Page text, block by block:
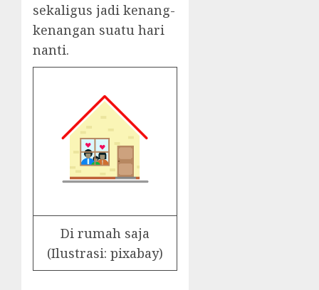
sekaligus jadi kenang-
kenangan suatu hari
nanti.
Di rumah saja
(Ilustrasi: pixabay)